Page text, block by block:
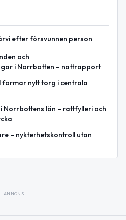
efter försvunnen person
och
i Norrbotten – nattrapport
formar nytt torg i centrala
Norrbottens län – rattfylleri och
– nykterhetskontroll utan
ANNONS